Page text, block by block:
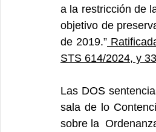
a la restricción de
objetivo de
de 2019.”
STS 614/2024, y
Las DOS
sala de lo
sobre la